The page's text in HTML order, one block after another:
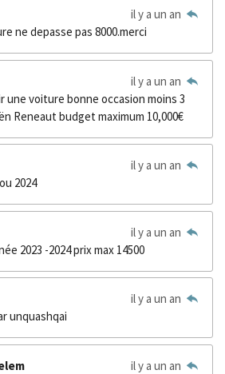
il y a un an
ne depasse pas 8000.merci
il y a un an
une voiture bonne occasion moins 3
Reneaut budget maximum 10,000€
il y a un an
2024
il y a un an
2023 -2024 prix max 14500
il y a un an
unquashqai
il y a un an